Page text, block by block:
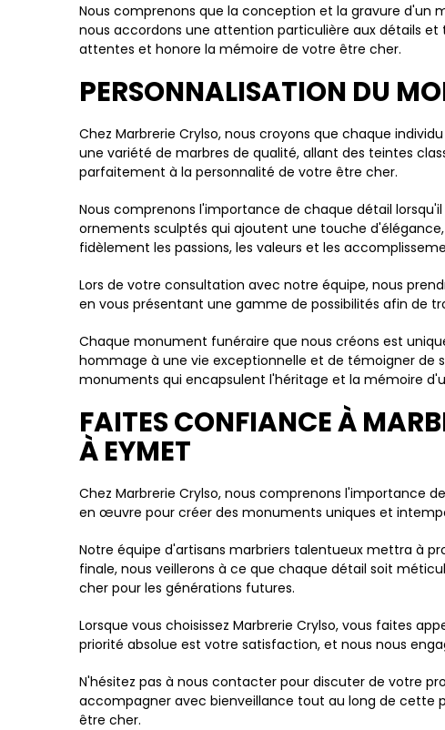
Nous comprenons que la conception et la gravure d'un
nous accordons une attention particulière aux détails
attentes et honore la mémoire de votre être cher.
PERSONNALISATION DU
Chez Marbrerie Crylso, nous croyons que chaque
une variété de marbres de qualité, allant des teintes
parfaitement à la personnalité de votre être cher.
Nous comprenons l'importance de chaque détail
ornements sculptés qui ajoutent une touche
fidèlement les passions, les valeurs et les
Lors de votre consultation avec notre équipe, nous
en vous présentant une gamme de possibilités afin de
Chaque monument funéraire que nous créons est
hommage à une vie exceptionnelle et de témoigner de
monuments qui encapsulent l'héritage et la mémoire
FAITES CONFIANCE À
À EYMET
Chez Marbrerie Crylso, nous comprenons l'importance
en œuvre pour créer des monuments uniques et
Notre équipe d'artisans marbriers talentueux mettra à
finale, nous veillerons à ce que chaque détail soit
cher pour les générations futures.
Lorsque vous choisissez Marbrerie Crylso, vous faites
priorité absolue est votre satisfaction, et nous nous
N'hésitez pas à nous contacter pour discuter de votre
accompagner avec bienveillance tout au long de cette
être cher.